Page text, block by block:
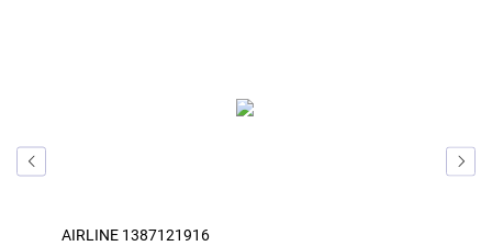
AIRLINE 1387121916